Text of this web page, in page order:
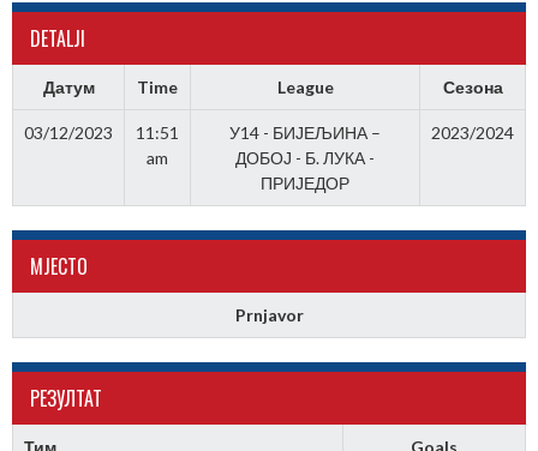
DETALJI
Датум Time League Сезона
03/12/2023
11:51
am
У14 - БИЈЕЉИНА –
ДОБОЈ - Б. ЛУКА -
ПРИЈЕДОР
2023/2024
МJЕСТО
Prnjavor
РЕЗУЛТАТ